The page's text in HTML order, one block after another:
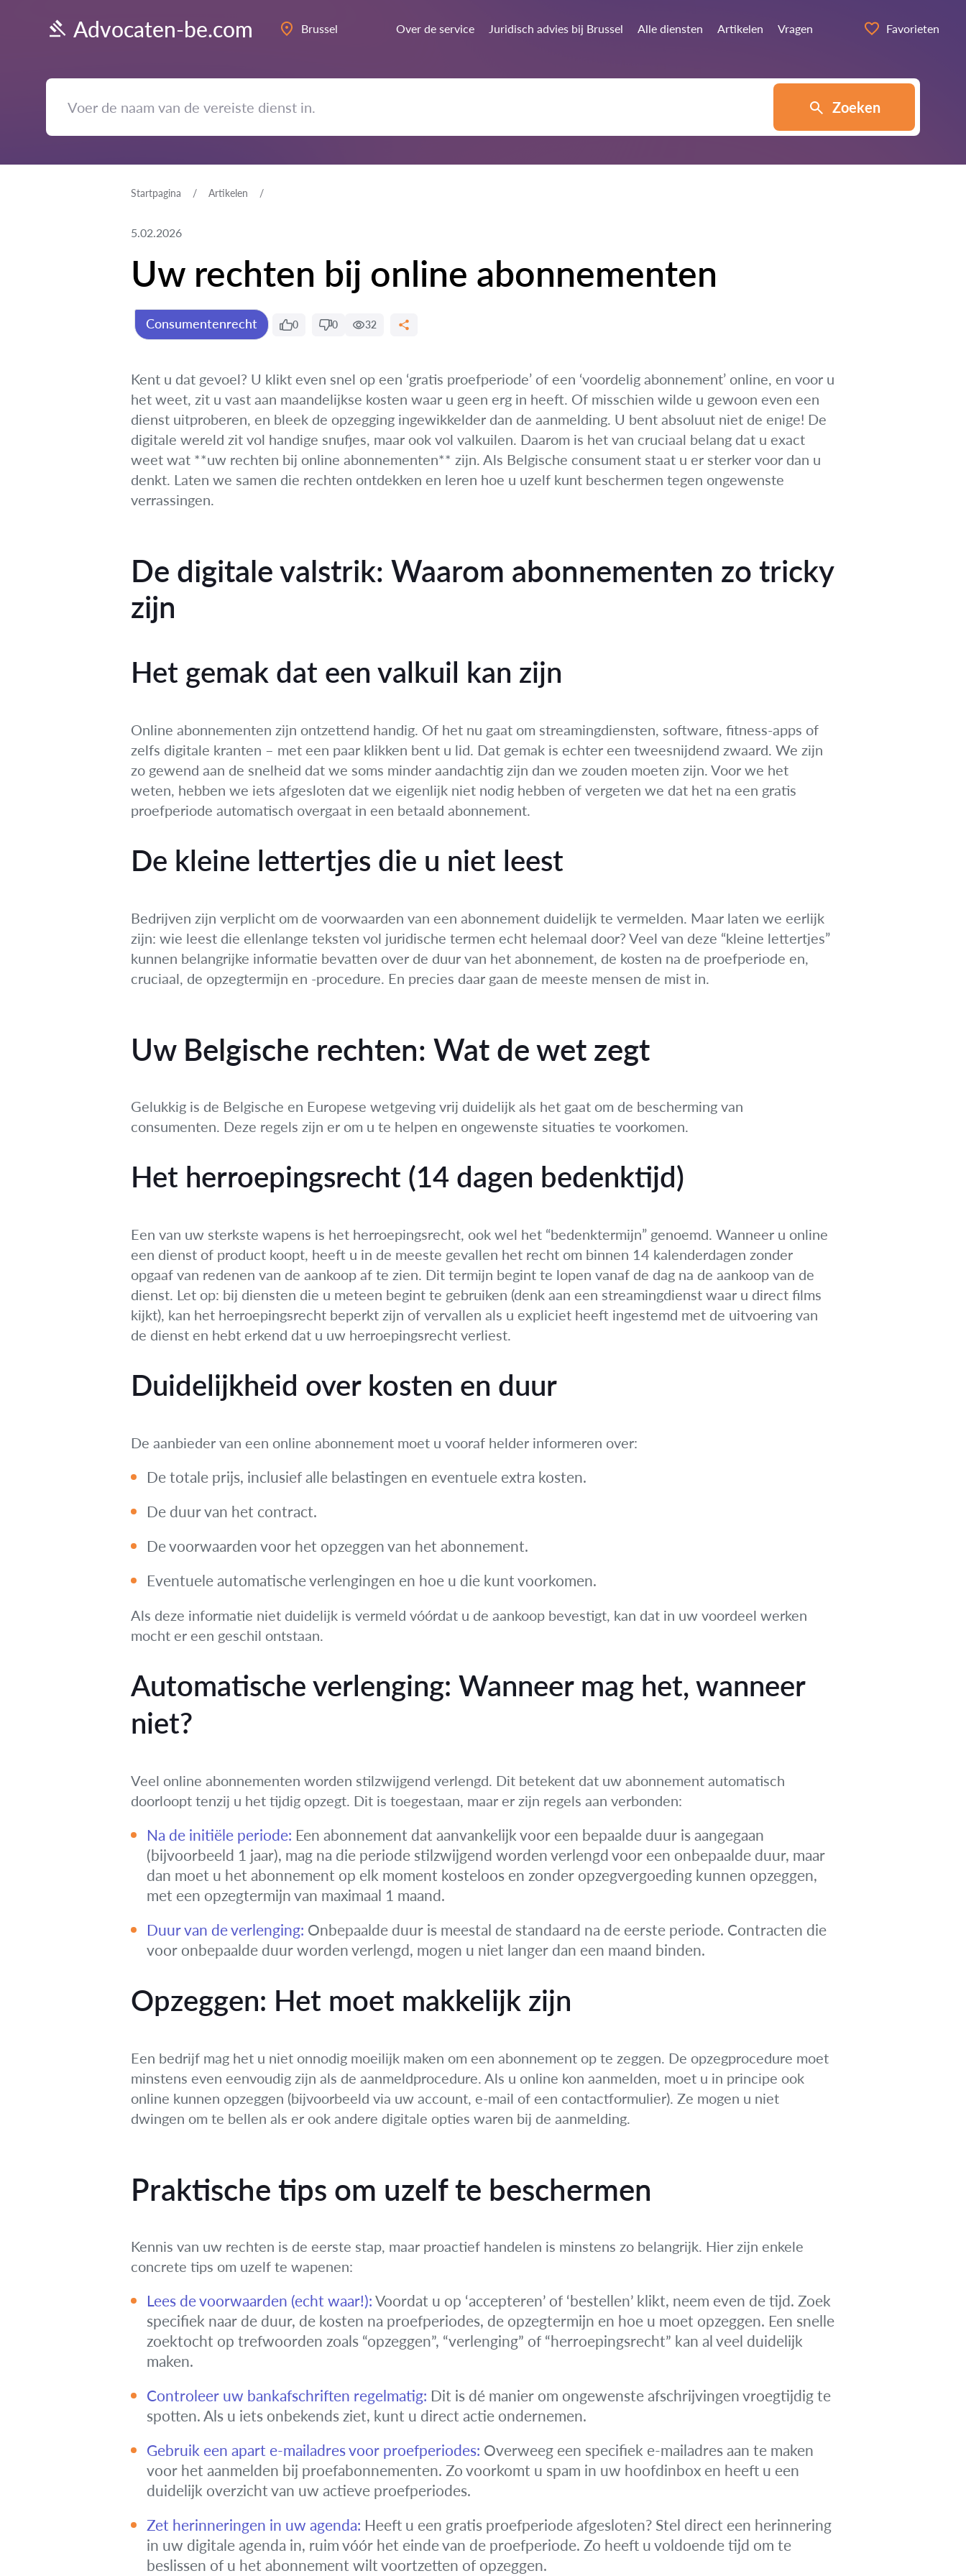
Advocaten-be.com Brussel Over de service Juridisch advies bij Brussel Alle diensten Artikelen Vragen Favorieten
Zoeken
Startpagina Artikelen
5.02.2026
Uw rechten bij online abonnementen
Consumentenrecht 0 0 32
Kent u dat gevoel? U klikt even snel op een ‘gratis proefperiode’ of een ‘voordelig abonnement’ online, en voor u
het weet, zit u vast aan maandelijkse kosten waar u geen erg in heeft. Of misschien wilde u gewoon even een
dienst uitproberen, en bleek de opzegging ingewikkelder dan de aanmelding. U bent absoluut niet de enige! De
digitale wereld zit vol handige snufjes, maar ook vol valkuilen. Daarom is het van cruciaal belang dat u exact
weet wat **uw rechten bij online abonnementen** zijn. Als Belgische consument staat u er sterker voor dan u
denkt. Laten we samen die rechten ontdekken en leren hoe u uzelf kunt beschermen tegen ongewenste
verrassingen.
De digitale valstrik: Waarom abonnementen zo tricky
zijn
Het gemak dat een valkuil kan zijn
Online abonnementen zijn ontzettend handig. Of het nu gaat om streamingdiensten, software, fitness-apps of
zelfs digitale kranten – met een paar klikken bent u lid. Dat gemak is echter een tweesnijdend zwaard. We zijn
zo gewend aan de snelheid dat we soms minder aandachtig zijn dan we zouden moeten zijn. Voor we het
weten, hebben we iets afgesloten dat we eigenlijk niet nodig hebben of vergeten we dat het na een gratis
proefperiode automatisch overgaat in een betaald abonnement.
De kleine lettertjes die u niet leest
Bedrijven zijn verplicht om de voorwaarden van een abonnement duidelijk te vermelden. Maar laten we eerlijk
zijn: wie leest die ellenlange teksten vol juridische termen echt helemaal door? Veel van deze “kleine lettertjes”
kunnen belangrijke informatie bevatten over de duur van het abonnement, de kosten na de proefperiode en,
cruciaal, de opzegtermijn en -procedure. En precies daar gaan de meeste mensen de mist in.
Uw Belgische rechten: Wat de wet zegt
Gelukkig is de Belgische en Europese wetgeving vrij duidelijk als het gaat om de bescherming van
consumenten. Deze regels zijn er om u te helpen en ongewenste situaties te voorkomen.
Het herroepingsrecht (14 dagen bedenktijd)
Een van uw sterkste wapens is het herroepingsrecht, ook wel het “bedenktermijn” genoemd. Wanneer u online
een dienst of product koopt, heeft u in de meeste gevallen het recht om binnen 14 kalenderdagen zonder
opgaaf van redenen van de aankoop af te zien. Dit termijn begint te lopen vanaf de dag na de aankoop van de
dienst. Let op: bij diensten die u meteen begint te gebruiken (denk aan een streamingdienst waar u direct films
kijkt), kan het herroepingsrecht beperkt zijn of vervallen als u expliciet heeft ingestemd met de uitvoering van
de dienst en hebt erkend dat u uw herroepingsrecht verliest.
Duidelijkheid over kosten en duur
De aanbieder van een online abonnement moet u vooraf helder informeren over:
De totale prijs, inclusief alle belastingen en eventuele extra kosten.
De duur van het contract.
De voorwaarden voor het opzeggen van het abonnement.
Eventuele automatische verlengingen en hoe u die kunt voorkomen.
Als deze informatie niet duidelijk is vermeld vóórdat u de aankoop bevestigt, kan dat in uw voordeel werken
mocht er een geschil ontstaan.
Automatische verlenging: Wanneer mag het, wanneer
niet?
Veel online abonnementen worden stilzwijgend verlengd. Dit betekent dat uw abonnement automatisch
doorloopt tenzij u het tijdig opzegt. Dit is toegestaan, maar er zijn regels aan verbonden:
Na de initiële periode: Een abonnement dat aanvankelijk voor een bepaalde duur is aangegaan
(bijvoorbeeld 1 jaar), mag na die periode stilzwijgend worden verlengd voor een onbepaalde duur, maar
dan moet u het abonnement op elk moment kosteloos en zonder opzegvergoeding kunnen opzeggen,
met een opzegtermijn van maximaal 1 maand.
Duur van de verlenging: Onbepaalde duur is meestal de standaard na de eerste periode. Contracten die
voor onbepaalde duur worden verlengd, mogen u niet langer dan een maand binden.
Opzeggen: Het moet makkelijk zijn
Een bedrijf mag het u niet onnodig moeilijk maken om een abonnement op te zeggen. De opzegprocedure moet
minstens even eenvoudig zijn als de aanmeldprocedure. Als u online kon aanmelden, moet u in principe ook
online kunnen opzeggen (bijvoorbeeld via uw account, e-mail of een contactformulier). Ze mogen u niet
dwingen om te bellen als er ook andere digitale opties waren bij de aanmelding.
Praktische tips om uzelf te beschermen
Kennis van uw rechten is de eerste stap, maar proactief handelen is minstens zo belangrijk. Hier zijn enkele
concrete tips om uzelf te wapenen:
Lees de voorwaarden (echt waar!): Voordat u op ‘accepteren’ of ‘bestellen’ klikt, neem even de tijd. Zoek
specifiek naar de duur, de kosten na proefperiodes, de opzegtermijn en hoe u moet opzeggen. Een snelle
zoektocht op trefwoorden zoals “opzeggen”, “verlenging” of “herroepingsrecht” kan al veel duidelijk
maken.
Controleer uw bankafschriften regelmatig: Dit is dé manier om ongewenste afschrijvingen vroegtijdig te
spotten. Als u iets onbekends ziet, kunt u direct actie ondernemen.
Gebruik een apart e-mailadres voor proefperiodes: Overweeg een specifiek e-mailadres aan te maken
voor het aanmelden bij proefabonnementen. Zo voorkomt u spam in uw hoofdinbox en heeft u een
duidelijk overzicht van uw actieve proefperiodes.
Zet herinneringen in uw agenda: Heeft u een gratis proefperiode afgesloten? Stel direct een herinnering
in uw digitale agenda in, ruim vóór het einde van de proefperiode. Zo heeft u voldoende tijd om te
beslissen of u het abonnement wilt voortzetten of opzeggen.